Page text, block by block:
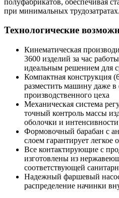
при минимальных трудозатратах.
Технологические
Кинематическая
3600 изделий за час
идеальным решением для
Компактная конструкция
разместить машину даже в
производственного цеха
Механическая система
точный контроль массы
оболочки и
Формовочный барабан с
слоем гарантирует легкое
Все контактирующие с
изготовлены из
соответствующей
Надежный фаршевый
распределение начинки